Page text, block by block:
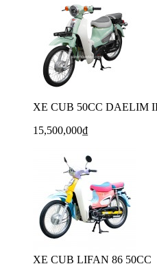
XE CUB 50CC DAELIM
15,500,000₫
XE CUB LIFAN 86 50CC